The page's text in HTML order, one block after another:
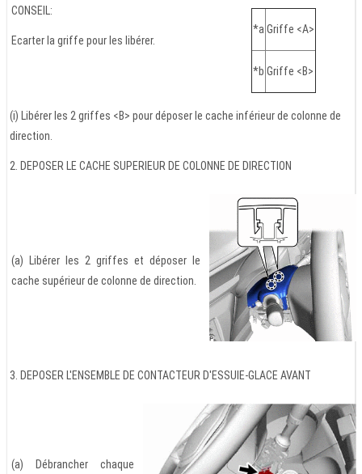
CONSEIL:
Ecarter la griffe pour les libérer.
*a Griffe <A>
*b Griffe <B>
(i) Libérer les 2 griffes <B> pour déposer le cache inférieur de colonne de
direction.
2. DEPOSER LE CACHE SUPERIEUR DE COLONNE DE DIRECTION
(a) Libérer les 2 griffes et déposer le
cache supérieur de colonne de direction.
3. DEPOSER L'ENSEMBLE DE CONTACTEUR D'ESSUIE-GLACE AVANT
(a) Débrancher chaque